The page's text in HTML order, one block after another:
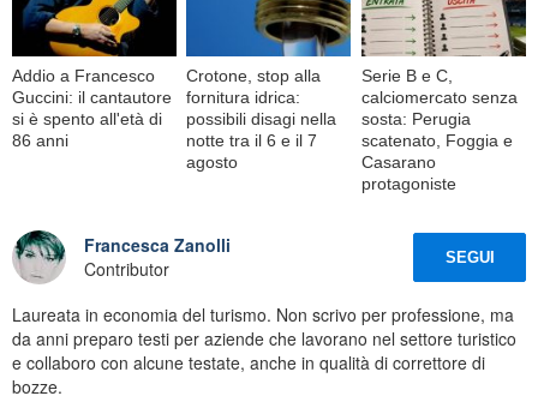
Addio a Francesco
Guccini: il cantautore
si è spento all'età di
86 anni
Crotone, stop alla
fornitura idrica:
possibili disagi nella
notte tra il 6 e il 7
agosto
Serie B e C,
calciomercato senza
sosta: Perugia
scatenato, Foggia e
Casarano
protagoniste
Francesca Zanolli
Contributor
SEGUI
Laureata in economia del turismo. Non scrivo per professione, ma
da anni preparo testi per aziende che lavorano nel settore turistico
e collaboro con alcune testate, anche in qualità di correttore di
bozze.